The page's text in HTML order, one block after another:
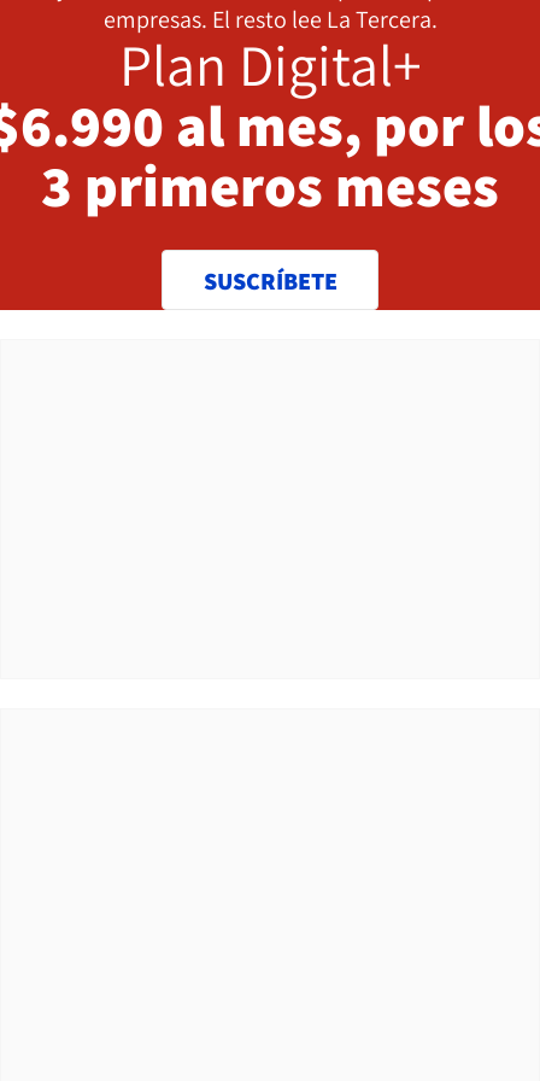
empresas. El resto lee La Tercera.
Plan Digital+
al mes, por
3 primeros meses
SUSCRÍBETE